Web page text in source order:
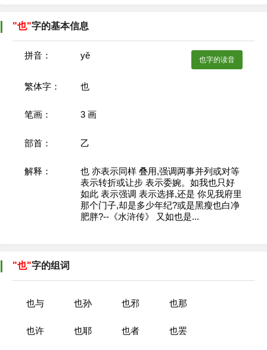
"也"字的基本信息
拼音： yě 也字的读音
繁体字： 也
笔画： 3 画
部首： 乙
解释：
也 亦表示同样 叠用,强调两事并列或对等
表示转折或让步 表示委婉。如我也只好
如此 表示强调 表示选择,还是 你见我府里
那个门子,却是多少年纪?或是黑瘦也白净
肥胖?--《水浒传》 又如也是...
"也"字的组词
也与 也孙 也邪 也那
也许 也耶 也者 也罢